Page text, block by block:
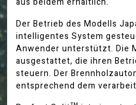
Der Betrieb des Modells
intelligentes System
Anwender unterstützt. Die
ausgestattet, die ihren
steuern. Der
entsprechend dem